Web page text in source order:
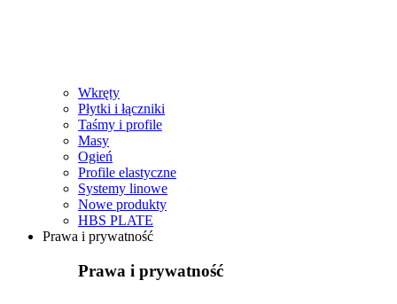
Wkręty
Płytki i łączniki
Taśmy i profile
Masy
Ogień
Profile elastyczne
Systemy linowe
Nowe produkty
HBS PLATE
Prawa i prywatność
Prawa i prywatność